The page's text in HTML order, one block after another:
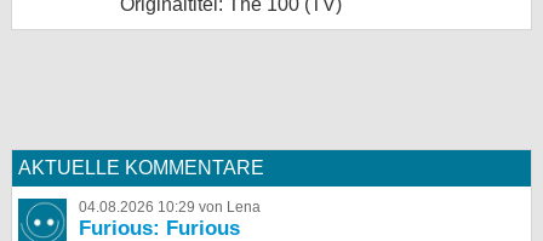
Originaltitel: The 100 (TV)
AKTUELLE KOMMENTARE
04.08.2026 10:29 von Lena
Furious: Furious